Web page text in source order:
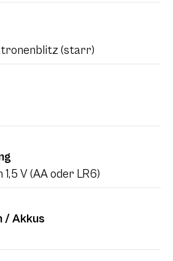
(starr)
V (AA oder LR6)
/ Akkus